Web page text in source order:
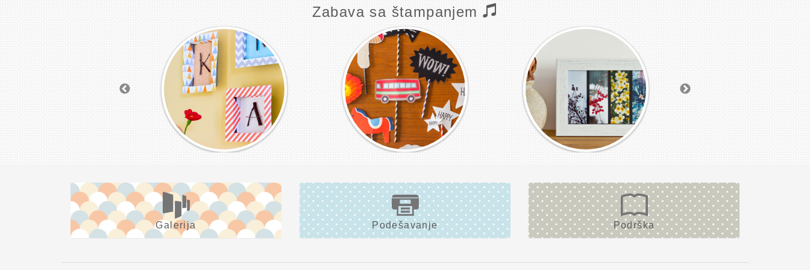
Zabava sa štampanjem
Galerija Podešavanje Podrška